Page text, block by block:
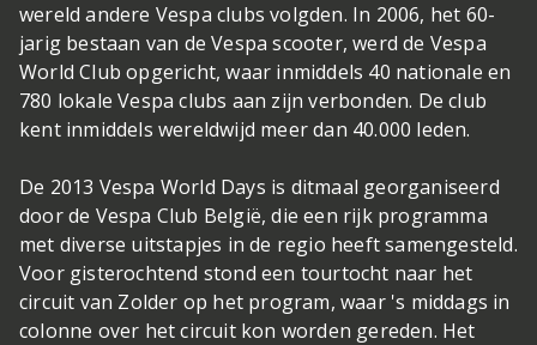
wereld andere Vespa clubs volgden. In 2006, het 60-
jarig bestaan van de Vespa scooter, werd de Vespa
World Club opgericht, waar inmiddels 40 nationale en
780 lokale Vespa clubs aan zijn verbonden. De club
kent inmiddels wereldwijd meer dan 40.000 leden.
De 2013 Vespa World Days is ditmaal georganiseerd
door de Vespa Club België, die een rijk programma
met diverse uitstapjes in de regio heeft samengesteld.
Voor gisterochtend stond een tourtocht naar het
circuit van Zolder op het program, waar 's middags in
colonne over het circuit kon worden gereden. Het